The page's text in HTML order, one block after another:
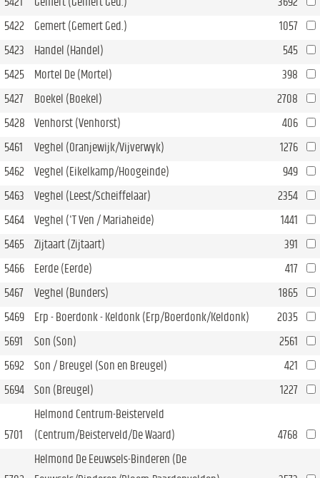
5422
Gemert (Gemert Ged.)
1057
5423
Handel (Handel)
545
5425
Mortel De (Mortel)
398
5427
Boekel (Boekel)
2708
5428
Venhorst (Venhorst)
406
5461
Veghel (Oranjewijk/Vijverwyk)
1276
5462
Veghel (Eikelkamp/Hoogeinde)
949
5463
Veghel (Leest/Scheiffelaar)
2354
5464
Veghel ('T Ven / Mariaheide)
1441
5465
Zijtaart (Zijtaart)
391
5466
Eerde (Eerde)
417
5467
Veghel (Bunders)
1865
5469
Erp - Boerdonk - Keldonk (Erp/Boerdonk/Keldonk)
2035
5691
Son (Son)
2561
5692
Son / Breugel (Son en Breugel)
421
5694
Son (Breugel) 1227
5701
Helmond Centrum-Beisterveld
(Centrum/Beisterveld/De Waard)
4768
Helmond De Eeuwsels-Binderen (De